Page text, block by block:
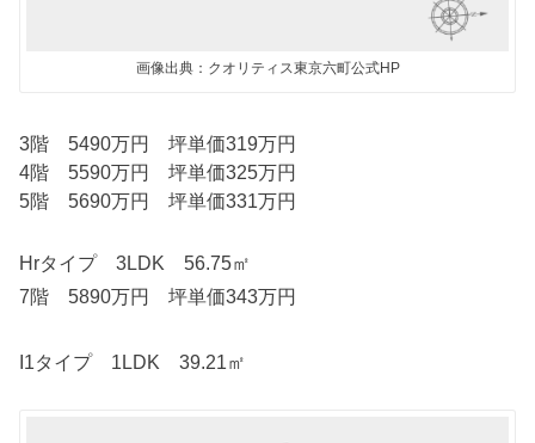
画像出典：クオリティス東京六町公式HP
3階 5490万円 坪単価319万円
4階 5590万円 坪単価325万円
5階 5690万円 坪単価331万円
Hrタイプ 3LDK 56.75㎡
7階 5890万円 坪単価343万円
I1タイプ 1LDK 39.21㎡